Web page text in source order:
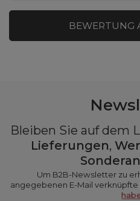
BEWERTUNG
Bleiben Sie auf dem
Lieferungen,
Um B2B-Newsletter zu
angegebenen E-Mail